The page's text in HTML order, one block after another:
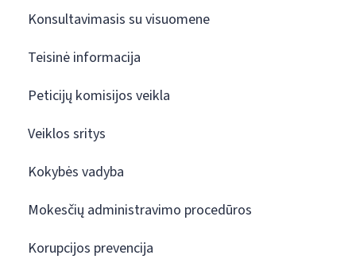
Konsultavimasis su visuomene
Teisinė informacija
Peticijų komisijos veikla
Veiklos sritys
Kokybės vadyba
Mokesčių administravimo procedūros
Korupcijos prevencija